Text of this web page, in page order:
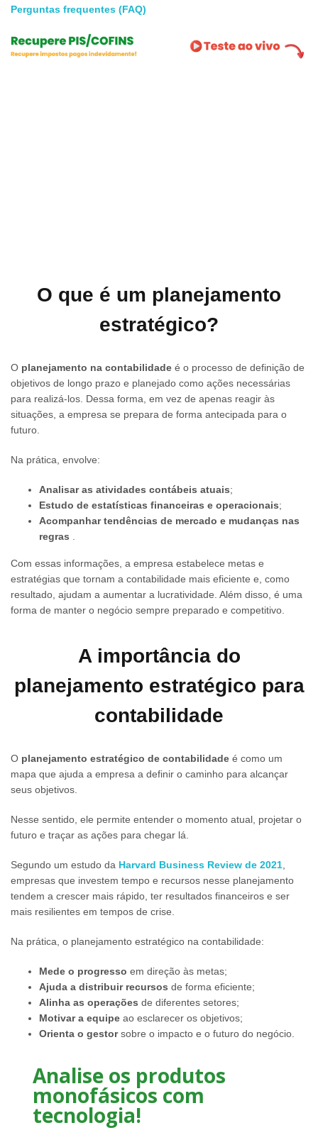
Perguntas frequentes (FAQ)
O que é um planejamento
estratégico?
O planejamento na contabilidade é o processo de definição de
objetivos de longo prazo e planejado como ações necessárias
para realizá-los. Dessa forma, em vez de apenas reagir às
situações, a empresa se prepara de forma antecipada para o
futuro.
Na prática, envolve:
Analisar as atividades contábeis atuais;
Estudo de estatísticas financeiras e operacionais;
Acompanhar tendências de mercado e mudanças nas
regras
Com essas informações, a empresa estabelece metas e
estratégias que tornam a contabilidade mais eficiente e, como
resultado, ajudam a aumentar a lucratividade. Além disso, é uma
forma de manter o negócio sempre preparado e competitivo.
A importância do
planejamento estratégico para
contabilidade
O planejamento estratégico de contabilidade é como um
mapa que ajuda a empresa a definir o caminho para alcançar
seus objetivos.
Nesse sentido, ele permite entender o momento atual, projetar o
futuro e traçar as ações para chegar lá.
Segundo um estudo da Harvard Business Review de 2021,
empresas que investem tempo e recursos nesse planejamento
tendem a crescer mais rápido, ter resultados financeiros e ser
mais resilientes em tempos de crise.
Na prática, o planejamento estratégico na contabilidade:
Mede o progresso em direção às metas;
Ajuda a distribuir recursos de forma eficiente;
Alinha as operações de diferentes setores;
Motivar a equipe ao esclarecer os objetivos;
Orienta o gestorsobre o impacto e o futuro do negócio.
Analise os produtos
monofásicos com
tecnologia!